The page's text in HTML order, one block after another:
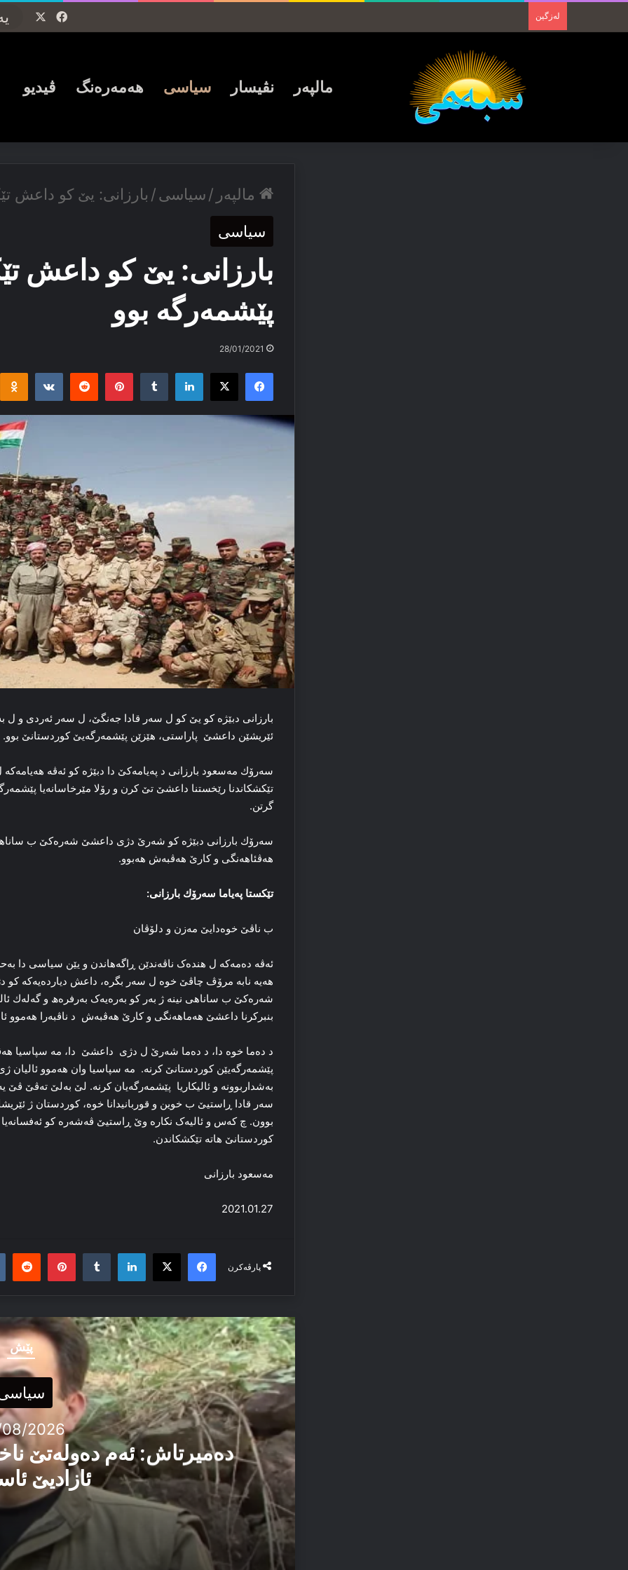
لەزگین Facebook
مالپەر نڤیسار سیاسی ھەمەرەنگ ڤیدیو
مالپەر /سیاسی/ بارزانی: یێ كو داعش
سیاسی
بارزانی: یێ كو داعش
پێشمەرگە بوو
28/01/2021
Facebook
X
LinkedIn
Tumblr
Pinterest
Reddit
بارزانی دبێژە كو یێ كو ل سەر قادا جەنگێ، ل سەر ئەردی و ل
ئێریشێن داعشێ پاراستی، ھێزێن پێشمەرگەیێ كوردستانێ بوو.
سەرۆك مەسعود بارزانی د پەیامەكێ دا دبێژە كو ئەڤە
تێكشكاندنا رێخستنا داعشێ تێ كرن و رۆلا مێرخاسانەیا
گرتن.
سەرۆك بارزانی دبێژە كو شەرێ دژی داعشێ شەرەكێ ب
ھەڤئاھەنگی و كارێ ھەڤبەش ھەبوو.
تێكستا پەیاما سەرۆك بارزانی:
ب ناڤێ خوه‌دایێ مه‌زن و دلۆڤان
ئه‌ڤە ده‌مه‌که‌ ل هنده‌ک ناڤه‌ندێن ڕاگەهاندن و یێن سیاسی
هه‌یه‌ نابە مرۆڤ چاڤێ خوە ل سەر بگرە، داعش دیارده‌یه‌که‌ کو
شه‌ره‌کێ ب ساناھی نینه‌ ژ به‌ر کو به‌ره‌یه‌ک به‌رفره‌ھ و گەلەك
بنبركرنا داعشێ هه‌ماهه‌نگی و کارێ هه‌ڤبه‌ش د ناڤبەرا هه‌موو
د ده‌ما خوه‌ دا، د دەما شه‌رێ ل دژی داعشێ دا، مه‌ سپاسیا
پێشمه‌رگه‌یێن کوردستانێ كرنە. مە سپاسیا وان هه‌موو
به‌شداربوونه و ئالیكاریا پێشمه‌رگه‌یان كرنە‌. لێ به‌لێ تەڤێ
سه‌ر قادا ڕاستیێ ب خوین و قوربانیدانا خوه‌، کوردستان ژ
بوون. چ که‌س و ئالیه‌ک نکارە وێ ڕاستیێ ڤه‌شه‌رە کو
کوردستانێ هاته‌ تێکشکاندن.
مه‌سعود بارزانی
2021.01.27
پارڤەکرن
Facebook
X
LinkedIn
Tumblr
پێش
2026
دەمیرتاش: ئەم دەولەتێ
ئازادیێ
06/08/2026